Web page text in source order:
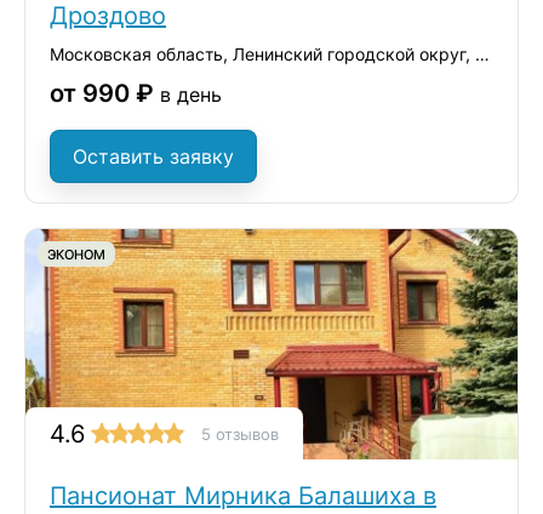
Дроздово
Московская область, Ленинский городской округ, ТЛПХ Дроздово-2, 35
от 990 ₽ в день
Оставить заявку
ЭКОНОМ
4.6 5 отзывов
Пансионат Мирника Балашиха в